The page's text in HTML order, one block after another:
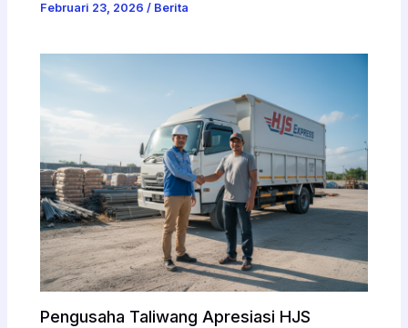
Februari 23, 2026/ Berita
Pengusaha Taliwang Apresiasi HJS